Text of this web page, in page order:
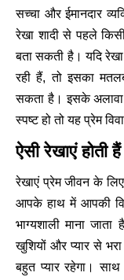
सच्चा और ईमानदार
रेखा शादी से पहले
बता सकती है। यदि
रही हैं, तो इसका
सकता है। इसके
स्पष्ट हो तो यह प्रेम
ऐसी रेखाएं होती
रेखाएं प्रेम जीवन के
आपके हाथ में आपकी
भाग्यशाली माना
खुशियों और प्यार से
बहुत प्यार रहेगा।